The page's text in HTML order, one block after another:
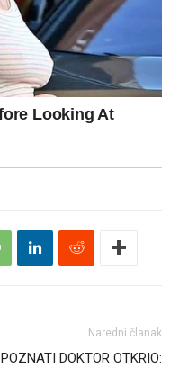
Naredni članak
POZNATI DOKTOR OTKRIO: